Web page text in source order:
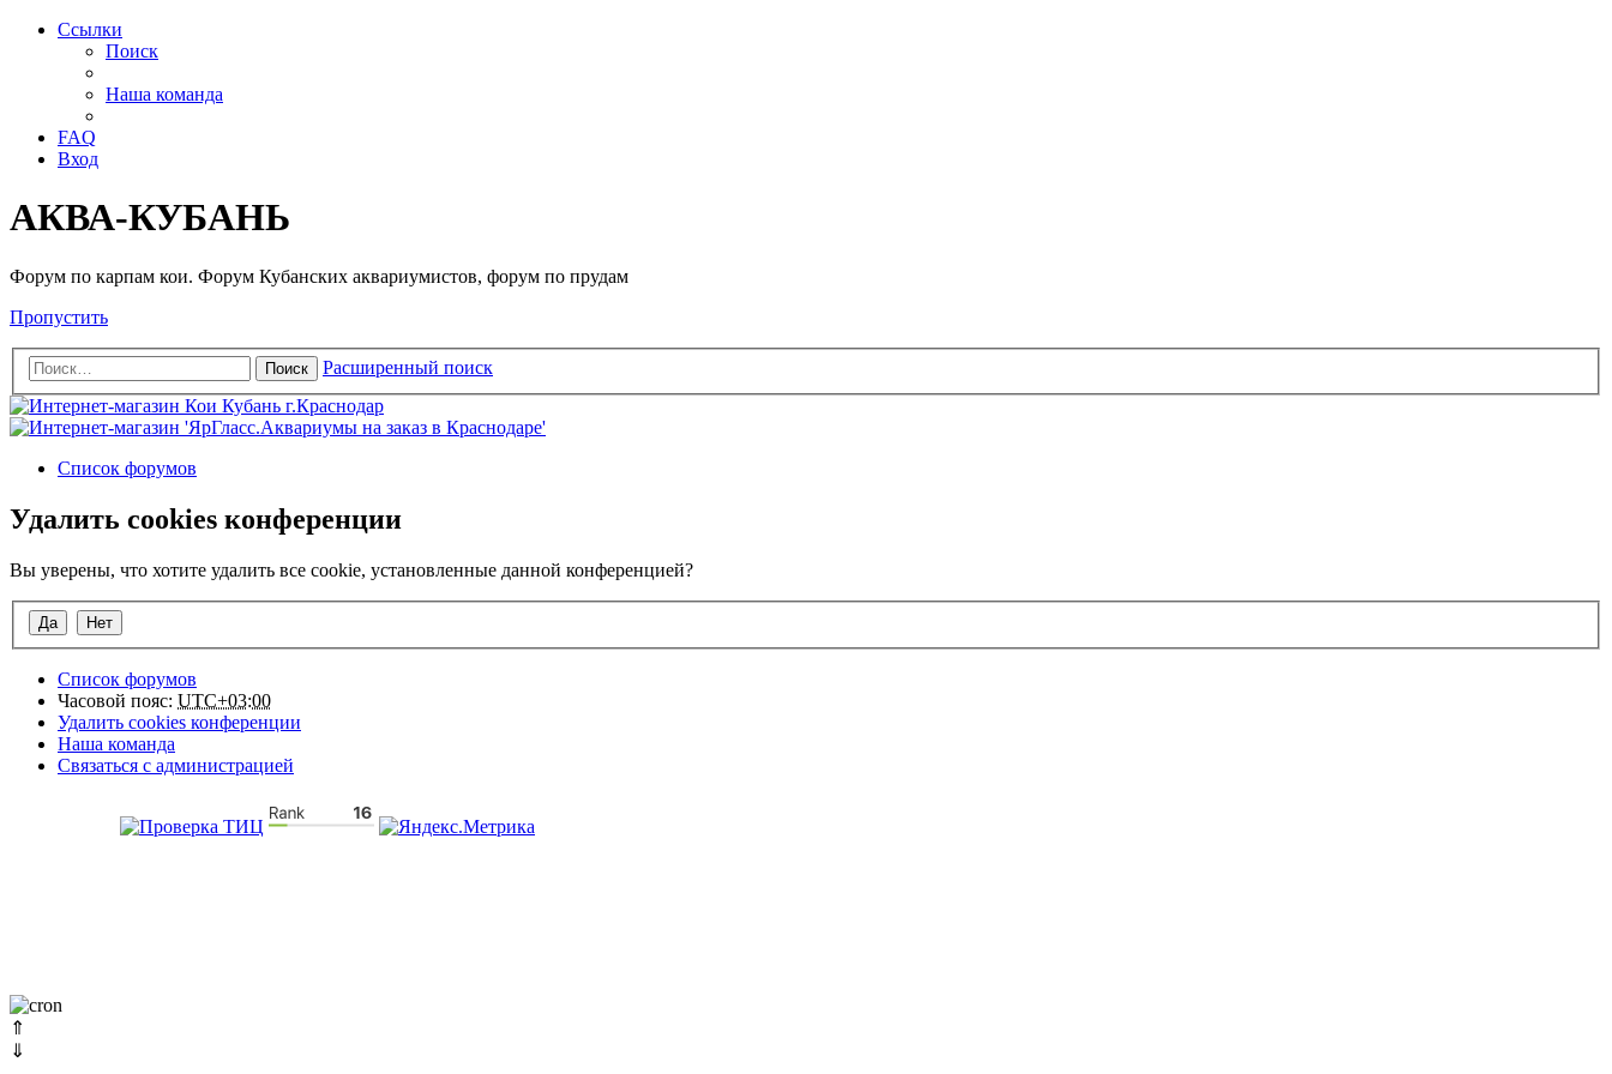
Ссылки
Поиск
Наша команда
FAQ
Вход
АКВА-КУБАНЬ
Форум по карпам кои. Форум Кубанских аквариумистов, форум по прудам
Пропустить
Поиск Расширенный поиск
Список форумов
Удалить cookies конференции
Вы уверены, что хотите удалить все cookie, установленные данной конференцией?
Список форумов
Часовой пояс: UTC+03:00
Удалить cookies конференции
Наша команда
Связаться с администрацией
⇑
⇓